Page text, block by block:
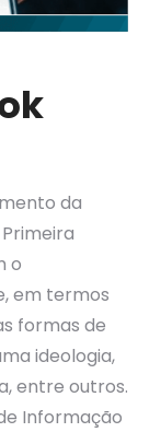
da
o
em termos
formas de
ideologia,
entre outros.
Informação